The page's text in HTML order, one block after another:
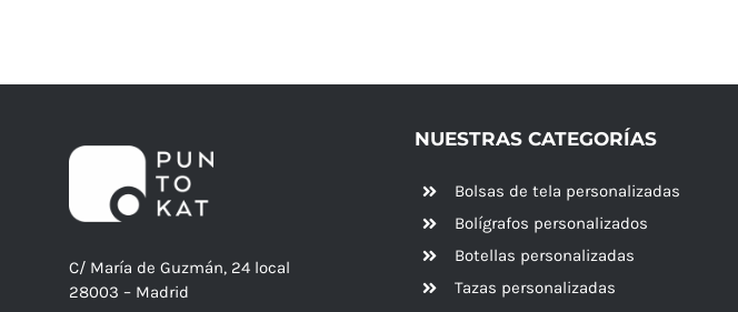
C/ María de Guzmán, 24 local
28003 – Madrid
NUESTRAS CATEGORÍAS
Bolsas de tela personalizadas
Bolígrafos personalizados
Botellas personalizadas
Tazas personalizadas